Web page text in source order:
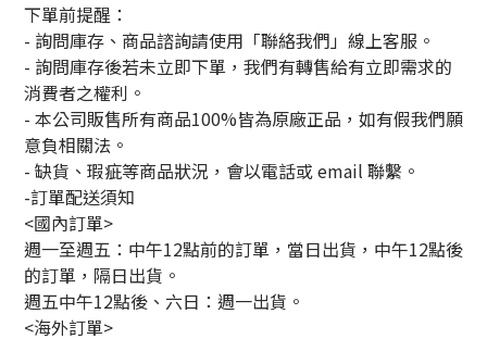
下單前提醒：
- 詢問庫存、商品諮詢請使用「聯絡我們」線上客服。
- 詢問庫存後若未立即下單，我們有轉售給有立即需求的
消費者之權利。
- 本公司販售所有商品100%皆為原廠正品，如有假我們願
意負相關法。
- 缺貨、瑕疵等商品狀況，會以電話或 email 聯繫。
-訂單配送須知
<國內訂單>
週一至週五：中午12點前的訂單，當日出貨，中午12點後
的訂單，隔日出貨。
週五中午12點後、六日：週一出貨。
<海外訂單>